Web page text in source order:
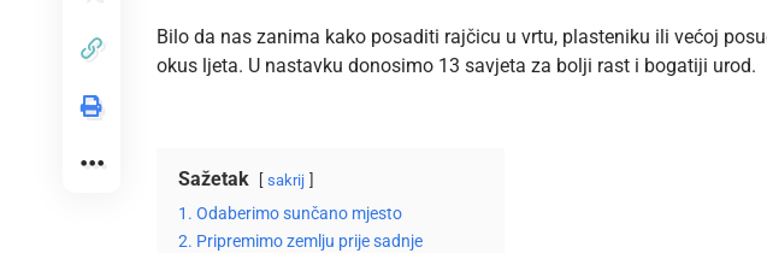
Bilo da nas zanima kako posaditi rajčicu u vrtu, plasteniku ili većoj
okus ljeta. U nastavku donosimo 13 savjeta za bolji rast i bogatiji urod.
Sažetak sakrij
1. Odaberimo sunčano mjesto
2. Pripremimo zemlju prije sadnje